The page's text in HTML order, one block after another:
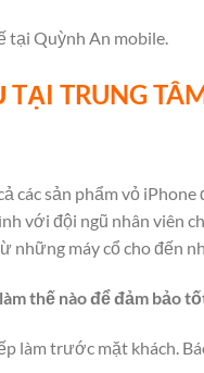
tại Quỳnh An mobile.
TRUNG
các sản phẩm vỏ
với đội ngũ nhân viên
những máy cổ cho đến
thế nào để đảm bảo
làm trước mặt khách.